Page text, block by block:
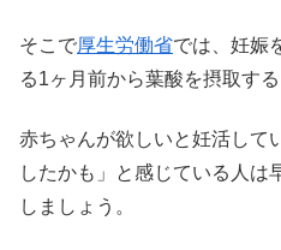
そこで厚生労働省では、妊娠
る1ヶ月前から葉酸を摂取す
赤ちゃんが欲しいと妊活して
したかも」と感じている人は
しましょう。